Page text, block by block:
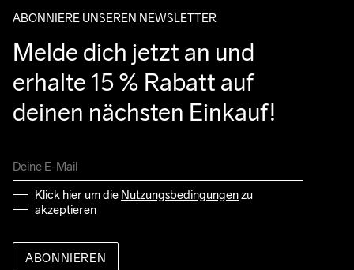
ABONNIERE UNSEREN NEWSLETTER
Melde dich jetzt an und
erhalte 15 % Rabatt auf
deinen nächsten Einkauf!
Klick hier um die Nutzungsbedingungen zu
akzeptieren
ABONNIEREN